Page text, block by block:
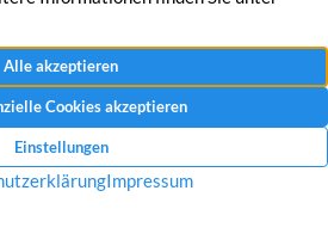
Daten zum Zweck der Bearbeitung Ihrer
und Widerrufshinweise